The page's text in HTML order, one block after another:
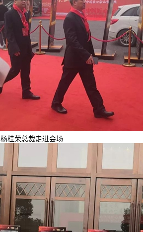
杨桂荣总裁走进会场